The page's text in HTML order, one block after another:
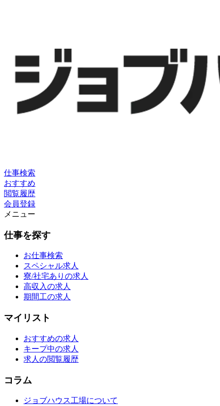
仕事検索
おすすめ
閲覧履歴
会員登録
メニュー
仕事を探す
お仕事検索
スペシャル求人
寮/社宅ありの求人
高収入の求人
期間工の求人
マイリスト
おすすめの求人
キープ中の求人
求人の閲覧履歴
コラム
ジョブハウス工場について